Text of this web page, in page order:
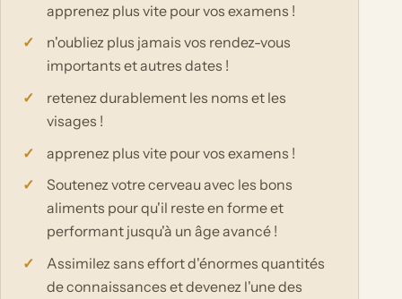
apprenez plus vite pour vos examens !
n'oubliez plus jamais vos rendez-vous
importants et autres dates !
retenez durablement les noms et les
visages !
apprenez plus vite pour vos examens !
Soutenez votre cerveau avec les bons
aliments pour qu'il reste en forme et
performant jusqu'à un âge avancé !
Assimilez sans effort d'énormes quantités
de connaissances et devenez l'une des